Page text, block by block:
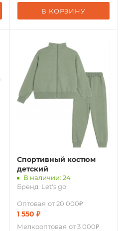
В КОРЗИНУ
Спортивный костюм
детский
В наличии: 24
Бренд: Let's go
Оптовая от 20 000₽
1 550 ₽
Мелкооптовая от 3 000₽